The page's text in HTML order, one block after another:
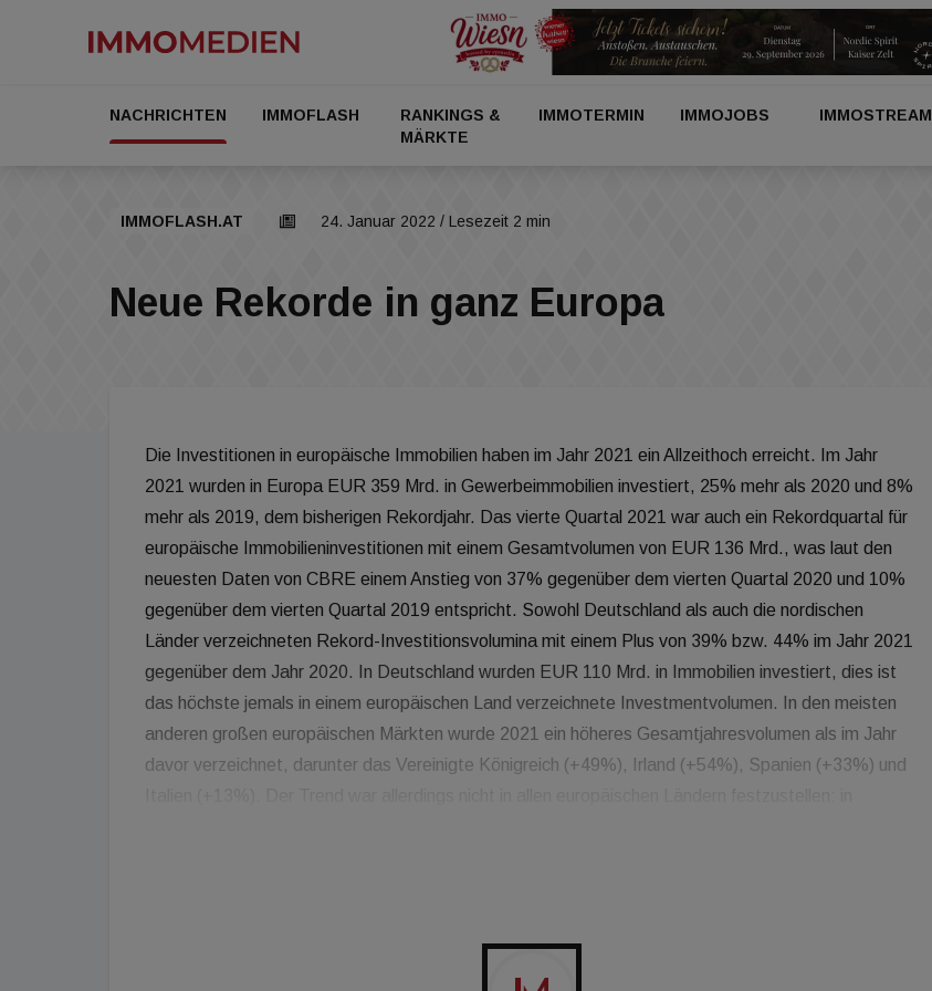
NACHRICHTEN IMMOFLASH
RANKINGS &
MÄRKTE
IMMOTERMIN IMMOJOBS IMMOSTREAM
IMMOFLASH.AT 24. Januar 2022 / Lesezeit 2 min
Neue Rekorde in ganz Europa
Die Investitionen in europäische Immobilien haben im Jahr 2021 ein Allzeithoch erreicht. Im Jahr
2021 wurden in Europa EUR 359 Mrd. in Gewerbeimmobilien investiert, 25% mehr als 2020 und 8%
mehr als 2019, dem bisherigen Rekordjahr. Das vierte Quartal 2021 war auch ein Rekordquartal für
europäische Immobilieninvestitionen mit einem Gesamtvolumen von EUR 136 Mrd., was laut den
neuesten Daten von CBRE einem Anstieg von 37% gegenüber dem vierten Quartal 2020 und 10%
gegenüber dem vierten Quartal 2019 entspricht. Sowohl Deutschland als auch die nordischen
Länder verzeichneten Rekord-Investitionsvolumina mit einem Plus von 39% bzw. 44% im Jahr 2021
gegenüber dem Jahr 2020. In Deutschland wurden EUR 110 Mrd. in Immobilien investiert, dies ist
das höchste jemals in einem europäischen Land verzeichnete Investmentvolumen. In den meisten
anderen großen europäischen Märkten wurde 2021 ein höheres Gesamtjahresvolumen als im Jahr
davor verzeichnet, darunter das Vereinigte Königreich (+49%), Irland (+54%), Spanien (+33%) und
Büromarkt in den nordischen Ländern (+117%), Großbritannien (+48%), den Niederlanden (+30%),
Spanien (+27%) und Deutschland (+10%). Für das Jahr 2022 erwartet CBRE eine breitere Erholung